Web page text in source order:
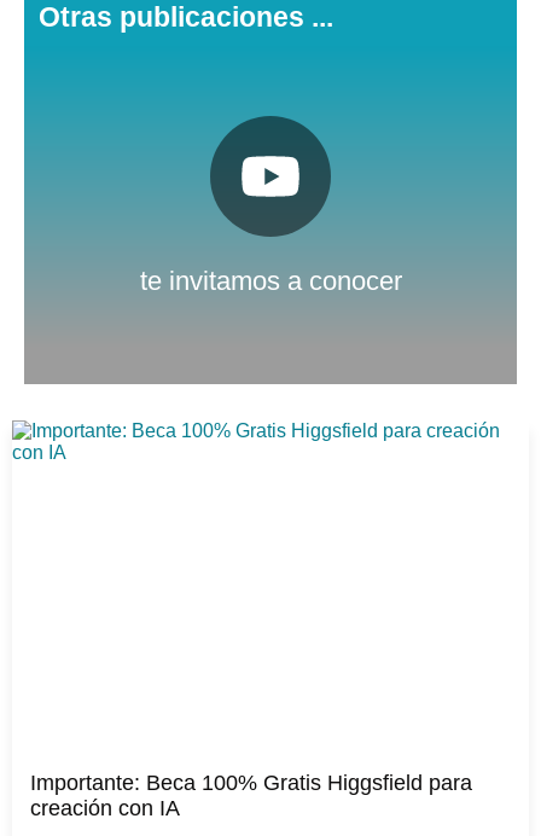
Otras publicaciones ...
te invitamos a conocer
Pulsa aquí
Importante: Beca 100% Gratis Higgsfield para
creación con IA